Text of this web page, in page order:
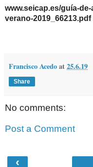
www.seicap.es/guía-
verano-2019_66213.pdf
Francisco Acedoat25.6.19
Share
No comments:
Post a Comment
‹